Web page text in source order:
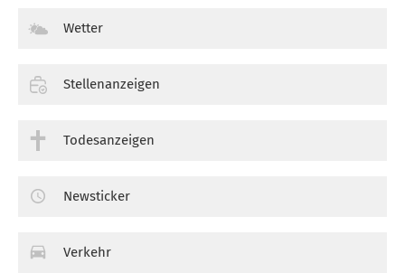
Wetter
Stellenanzeigen
Todesanzeigen
Newsticker
Verkehr